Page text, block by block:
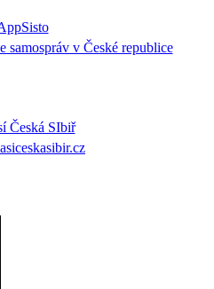
samospráv v České republice